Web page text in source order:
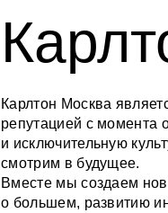
Карлтон Москва
репутацией с момента
и исключительную
смотрим в будущее.
Вместе мы создаем
о большем, развитию